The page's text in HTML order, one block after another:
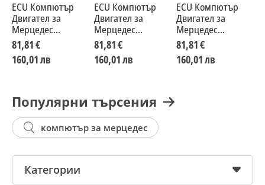
ECU Компютър
Двигател за
Мерцедес
Mercedes-benz
W210 A0265452532
81,81 €
160,01 лв
ECU Компютър
Двигател за
Мерцедес
Mercedes-benz
W220 A6131530179
81,81 €
160,01 лв
ECU Компютър
Двигател за
Мерцедес
Mercedes-benz
W202 A0175454632
81,81 €
160,01 лв
Популярни търсения
компютър за мерцедес
Категории